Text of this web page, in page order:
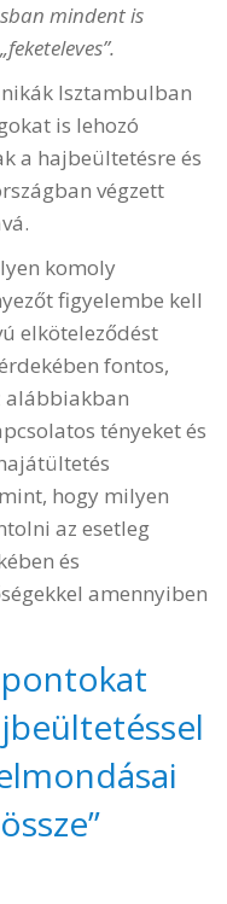
mindent is
Isztambulban
is lehozó
a hajbeültetésre és
végzett
komoly
figyelembe kell
elköteleződést
fontos,
alábbiakban
tényeket és
hogy milyen
az esetleg
és
amennyiben